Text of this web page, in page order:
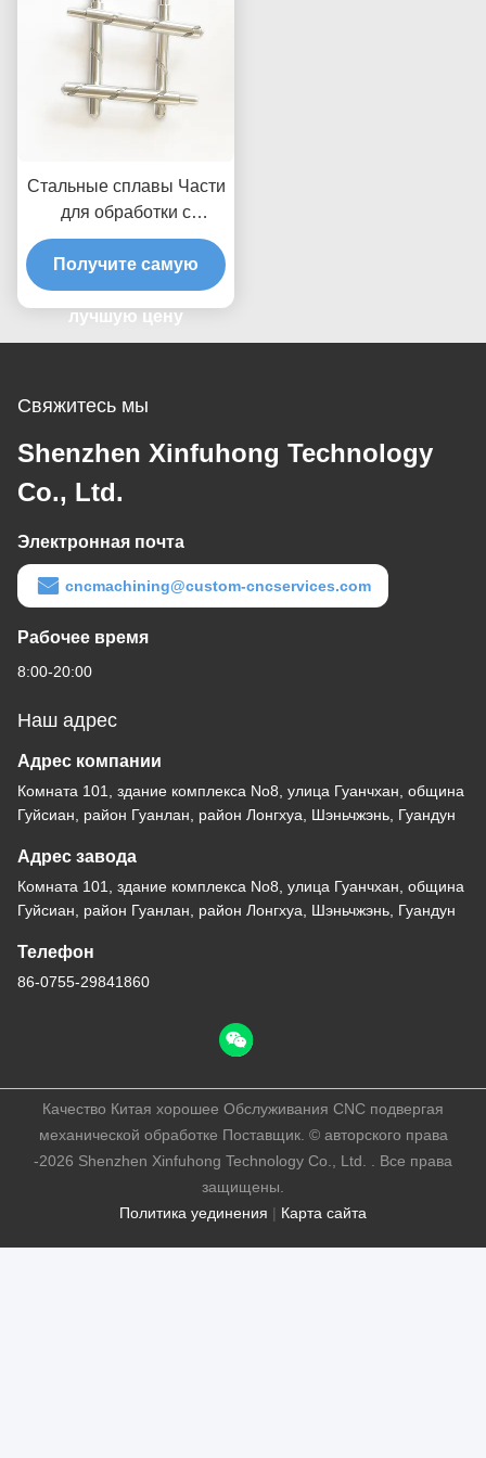
Стальные сплавы Части
для обработки с
помощью ЧПУ,
обработанные нагревом
для полного обработки
Получите самую
лучшую цену
Свяжитесь мы
Shenzhen Xinfuhong Technology
Co., Ltd.
Электронная почта
cncmachining@custom-cncservices.com
Рабочее время
8:00-20:00
Наш адрес
Адрес компании
Комната 101, здание комплекса No8, улица Гуанчхан, община
Гуйсиан, район Гуанлан, район Лонгхуа, Шэньчжэнь, Гуандун
Адрес завода
Комната 101, здание комплекса No8, улица Гуанчхан, община
Гуйсиан, район Гуанлан, район Лонгхуа, Шэньчжэнь, Гуандун
Телефон
86-0755-29841860
Политика уединения | Карта сайта
Качество Китая хорошее Обслуживания CNC подвергая
механической обработке Поставщик. © авторского права
-2026 Shenzhen Xinfuhong Technology Co., Ltd. . Все права
защищены.